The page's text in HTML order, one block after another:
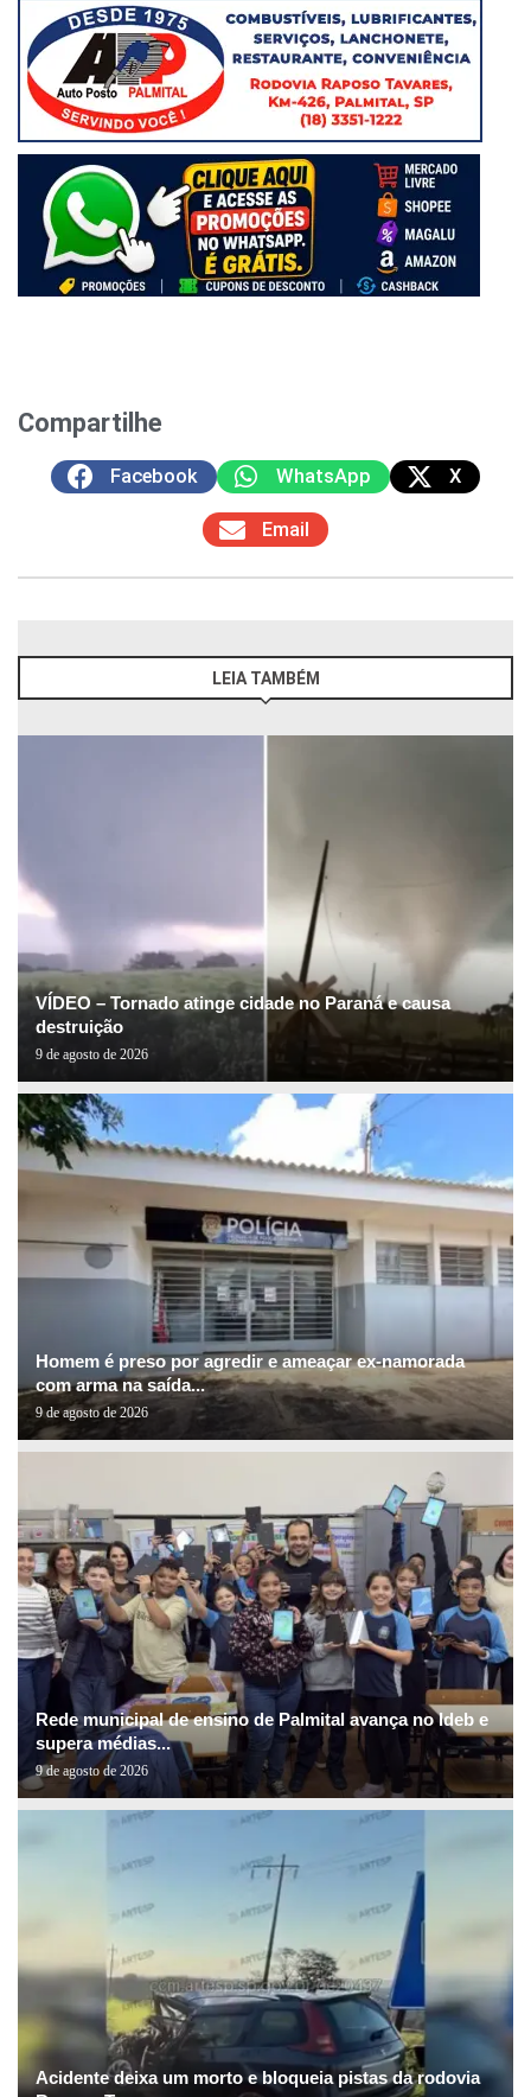
Compartilhe
Facebook WhatsApp X
Email
LEIA TAMBÉM
VÍDEO – Tornado atinge cidade no Paraná e causa
destruição
9 de agosto de 2026
Homem é preso por agredir e ameaçar ex-namorada
com arma na saída...
9 de agosto de 2026
Rede municipal de ensino de Palmital avança no Ideb e
supera médias...
9 de agosto de 2026
Acidente deixa um morto e bloqueia pistas da rodovia